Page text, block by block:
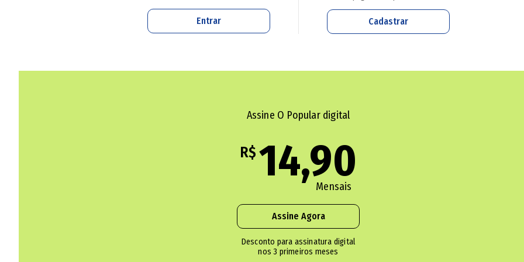
favor da MP dos ministérios
- Deputados protocolam denúncias contra Gustavo Gayer (PL) por ataques à professora
O contrato com a empresa foi feito em março, em documento assinado por Gayer e Henrique
mensais para que fosse desenvolvido o site com tela de login, cadastro de usuário, cadastro
escolas, home (página inicial), cadastro de denúncias, além do design da página.
Entrar Cadastrar
Assine O Popular digital
R$ 14,90
Mensais
Assine Agora
Desconto para assinatura digital
nos 3 primeiros meses